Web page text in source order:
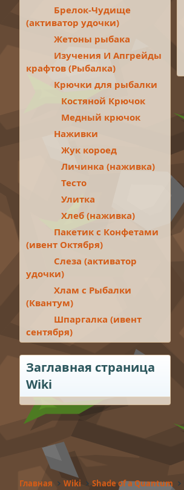
Брелок-Чудище
(активатор удочки)
Жетоны рыбака
Изучения И Апгрейды
крафтов (Рыбалка)
Крючки для рыбалки
Костяной Крючок
Медный крючок
Наживки
Жук короед
Личинка (наживка)
Тесто
Улитка
Хлеб (наживка)
Пакетик с Конфетами
(ивент Октября)
Слеза (активатор
удочки)
Хлам с Рыбалки
(Квантум)
Шпаргалка (ивент
сентября)
Заглавная страница
Wiki
Главная Wiki Shade of a Quantum